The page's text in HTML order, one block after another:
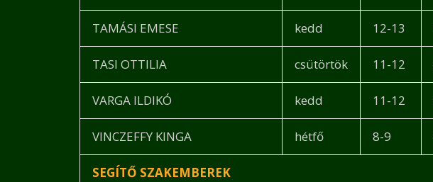
TAMÁSI EMESE kedd 12-13
TASI OTTILIA csütörtök 11-12
VARGA ILDIKÓ kedd 11-12
VINCZEFFY KINGA hétfő 8-9
SEGÍTŐ SZAKEMBEREK